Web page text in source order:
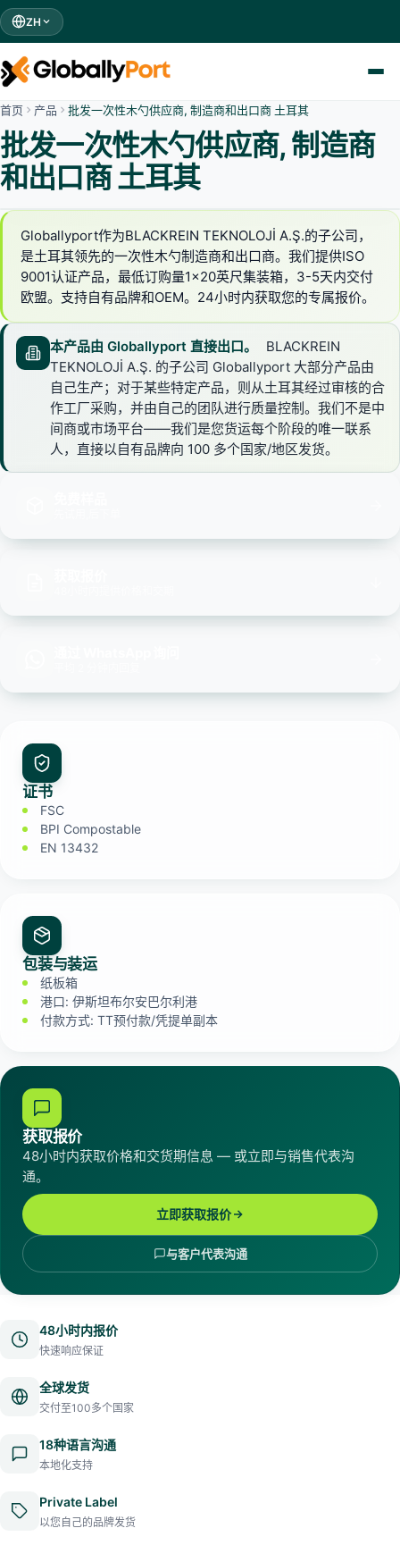
ZH
首页 产品 批发一次性木勺供应商, 制造商和出口商 土耳其
批发一次性木勺供应商, 制造商
和出口商 土耳其
Globallyport作为BLACKREIN TEKNOLOJİ A.Ş.的子公司，
是土耳其领先的一次性木勺制造商和出口商。我们提供ISO
9001认证产品，最低订购量1×20英尺集装箱，3-5天内交付
欧盟。支持自有品牌和OEM。24小时内获取您的专属报价。
本产品由 Globallyport 直接出口。
BLACKREIN
TEKNOLOJİ A.Ş. 的子公司 Globallyport 大部分产品由
自己生产；对于某些特定产品，则从土耳其经过审核的合
作工厂采购，并由自己的团队进行质量控制。我们不是中
间商或市场平台——我们是您货运每个阶段的唯一联系
人，直接以自有品牌向 100 多个国家/地区发货。
证书
FSC
BPI Compostable
EN 13432
包装与装运
纸板箱
港口: 伊斯坦布尔安巴尔利港
付款方式: TT预付款/凭提单副本
获取报价
48小时内获取价格和交货期信息 — 或立即与销售代表沟
通。
立即获取报价
与客户代表沟通
48小时内报价
快速响应保证
全球发货
交付至100多个国家
18种语言沟通
本地化支持
Private Label
以您自己的品牌发货